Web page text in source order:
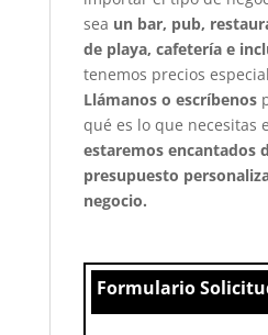
sea un bar, pub,
de playa, cafetería e
tenemos precios
Llámanos o escríbenos
qué es lo que necesitas
estaremos encantados
presupuesto
negocio.
Formulario